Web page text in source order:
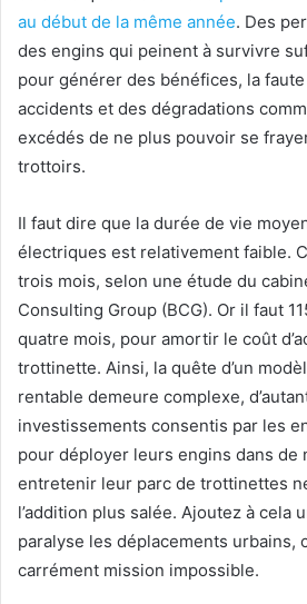
au début de la même année. Des
des engins qui peinent à survivre
pour générer des bénéfices, la
accidents et des dégradations
excédés de ne plus pouvoir se
trottoirs.
Il faut dire que la durée de vie
électriques est relativement faible.
trois mois, selon une étude du
Consulting Group (BCG). Or il faut
quatre mois, pour amortir le coût
trottinette. Ainsi, la quête d’un
rentable demeure complexe,
investissements consentis par les
pour déployer leurs engins dans de
entretenir leur parc de trottinettes
l’addition plus salée. Ajoutez à cela
paralyse les déplacements urbains,
carrément mission impossible.